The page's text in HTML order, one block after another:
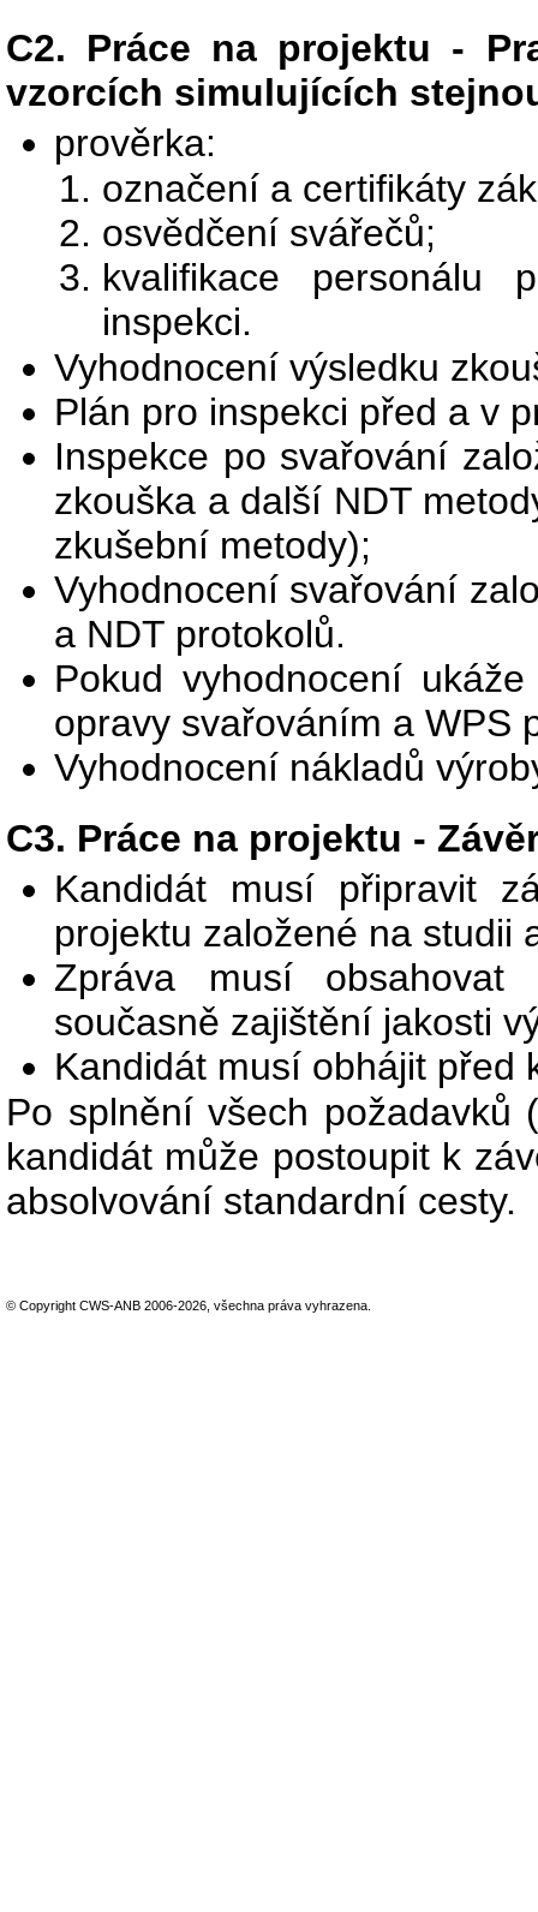
C2. Práce na projektu -
vzorcích simulujících
prověrka:
označení a certifikáty
osvědčení svářečů;
kvalifikace personálu
inspekci.
Vyhodnocení výsledku
Plán pro inspekci před a v
Inspekce po svařování
zkouška a další NDT
zkušební metody);
Vyhodnocení svařování
a NDT protokolů.
Pokud vyhodnocení
opravy svařováním a WPS
Vyhodnocení nákladů
C3. Práce na projektu -
Kandidát musí připravit
projektu založené na studii
Zpráva musí
současně zajištění jakosti
Kandidát musí obhájit před
Po splnění všech požadavků
kandidát může postoupit k
absolvování standardní cesty.
© Copyright CWS-ANB 2006-2026, všechna práva vyhrazena.